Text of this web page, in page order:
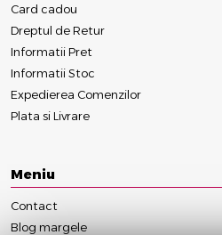
Card cadou
Dreptul de Retur
Informatii Pret
Informatii Stoc
Expedierea Comenzilor
Plata si Livrare
Meniu
Contact
Blog margele